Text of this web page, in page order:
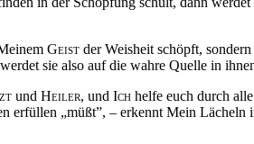
Geist der Weisheit schöpft,
sie also auf die wahre Quelle in
und Heiler, und Ich helfe euch durch
„müßt”, – erkennt Mein Lächeln